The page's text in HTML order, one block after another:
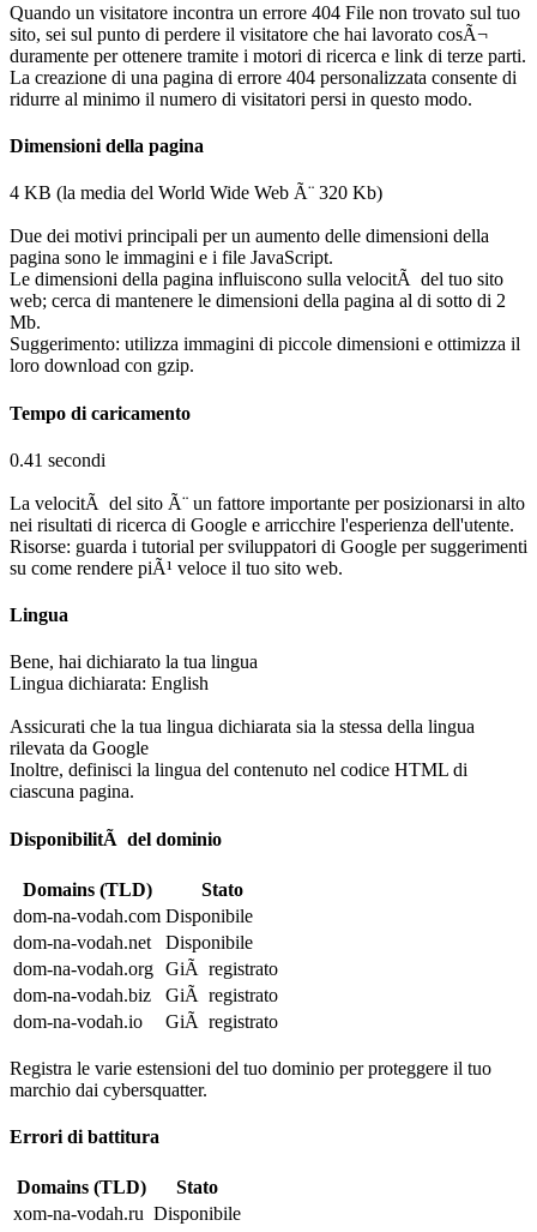
Quando un visitatore incontra un errore 404 File non trovato sul tuo
sito, sei sul punto di perdere il visitatore che hai lavorato cosÃ¬
duramente per ottenere tramite i motori di ricerca e link di terze parti.
La creazione di una pagina di errore 404 personalizzata consente di
ridurre al minimo il numero di visitatori persi in questo modo.
Dimensioni della pagina
4 KB (la media del World Wide Web Ã¨ 320 Kb)
Due dei motivi principali per un aumento delle dimensioni della
pagina sono le immagini e i file JavaScript.
Le dimensioni della pagina influiscono sulla velocitÃ del tuo sito
web; cerca di mantenere le dimensioni della pagina al di sotto di 2
Mb.
Suggerimento: utilizza immagini di piccole dimensioni e ottimizza il
loro download con gzip.
Tempo di caricamento
0.41 secondi
La velocitÃ del sito Ã¨ un fattore importante per posizionarsi in alto
nei risultati di ricerca di Google e arricchire l'esperienza dell'utente.
Risorse: guarda i tutorial per sviluppatori di Google per suggerimenti
su come rendere piÃ¹ veloce il tuo sito web.
Lingua
Bene, hai dichiarato la tua lingua
Lingua dichiarata: English
Assicurati che la tua lingua dichiarata sia la stessa della lingua
rilevata da Google
Inoltre, definisci la lingua del contenuto nel codice HTML di
ciascuna pagina.
DisponibilitÃ del dominio
Domains (TLD)
Stato
dom-na-vodah.com Disponibile
dom-na-vodah.net
Disponibile
dom-na-vodah.org GiÃ registrato
dom-na-vodah.biz
GiÃ registrato
dom-na-vodah.io
GiÃ registrato
Registra le varie estensioni del tuo dominio per proteggere il tuo
marchio dai cybersquatter.
Errori di battitura
Domains (TLD)
Stato
xom-na-vodah.ru Disponibile